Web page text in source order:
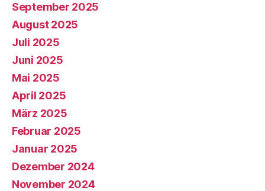
September 2025
August 2025
Juli 2025
Juni 2025
Mai 2025
April 2025
März 2025
Februar 2025
Januar 2025
Dezember 2024
November 2024